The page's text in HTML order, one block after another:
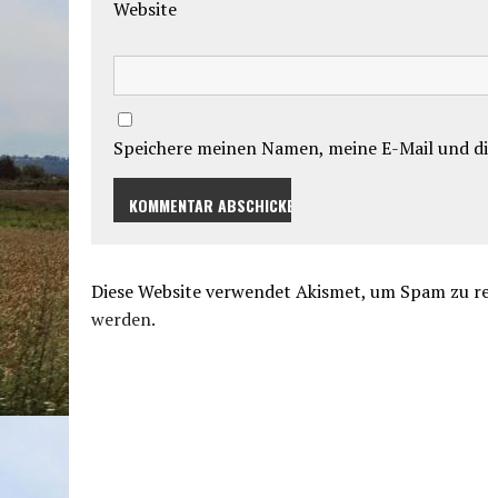
Website
Speichere meinen Namen, meine E-Mail und
Diese Website verwendet Akismet, um Spam zu
werden.